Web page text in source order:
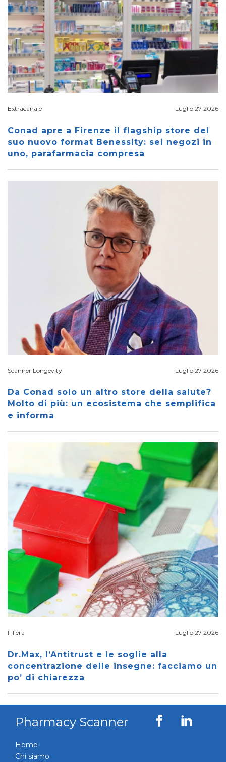
Extracanale Luglio 27 2026
Conad apre a Firenze il flagship store del
suo nuovo format Benessity: sei negozi in
uno, parafarmacia compresa
Scanner Longevity Luglio 27 2026
Da Conad solo un altro store della salute?
Molto di più: un ecosistema che semplifica
e informa
Filiera Luglio 27 2026
Dr.Max, l’Antitrust e le soglie alla
concentrazione delle insegne: facciamo un
po’ di chiarezza
Pharmacy Scanner
Home
Chi siamo